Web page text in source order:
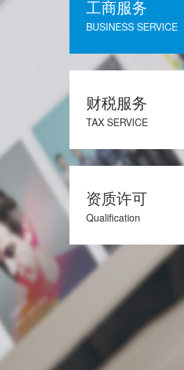
工商服务
BUSINESS SERVICE
财税服务
TAX SERVICE
资质许可
Qualification